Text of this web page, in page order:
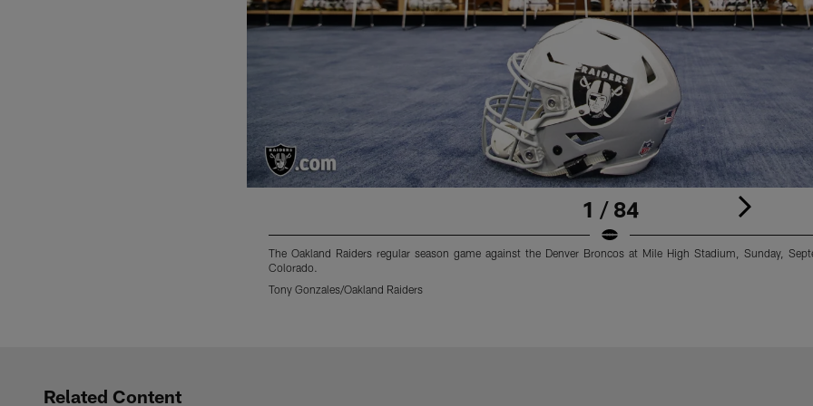
1 / 84
The Oakland Raiders regular season game against the Denver Broncos at Mile High Stadium, Sunday,
Colorado.
Tony Gonzales/Oakland Raiders
Related Content